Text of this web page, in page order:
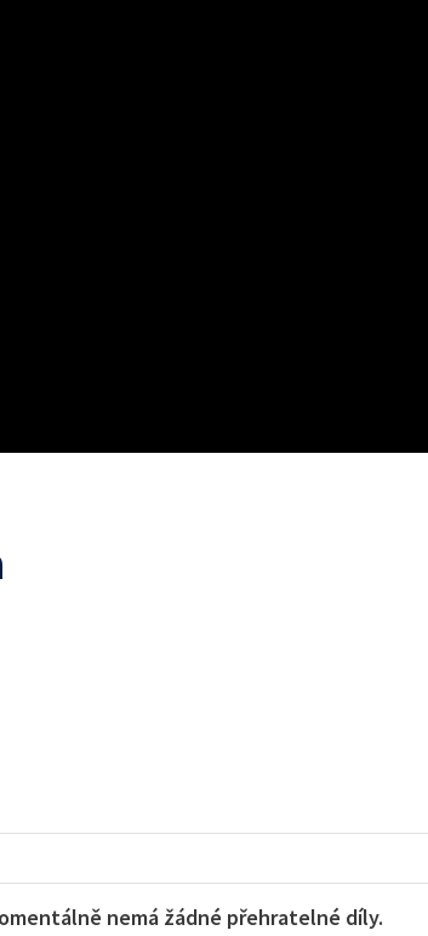
nemá žádné přehratelné díly.